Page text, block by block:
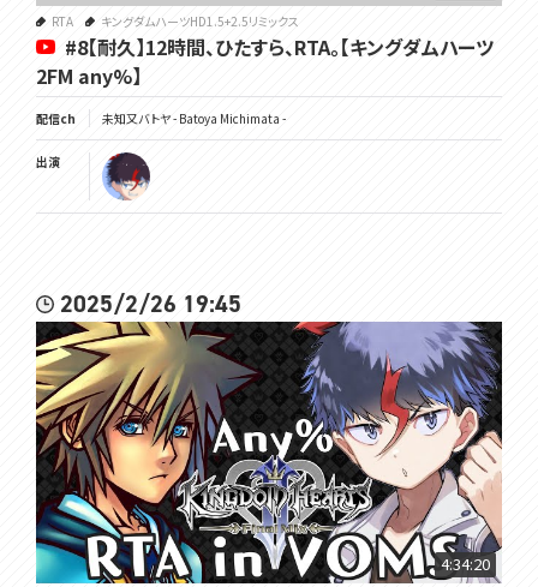
RTA キングダムハーツHD1.5+2.5リミックス
#8【耐久】12時間、ひたすら、RTA。【キングダムハーツ
2FM any%】
配信ch 未知又バトヤ - Batoya Michimata -
出演
2025/2/26 19:45
4:34:20